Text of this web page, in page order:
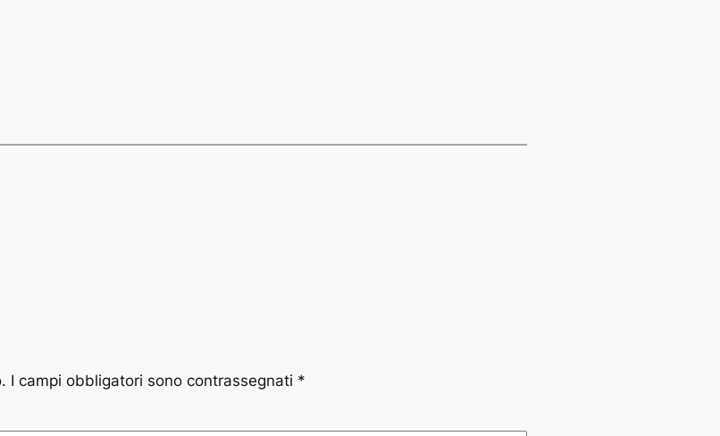
I campi obbligatori sono contrassegnati *